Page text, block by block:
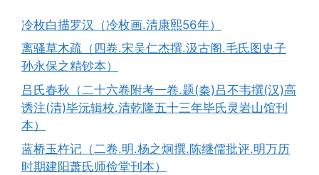
冷枚白描罗汉（冷枚画.清康熙56年）
离骚草木疏（四卷.宋吴仁杰撰.汲古阁.毛氏图史子
孙永保之精钞本）
吕氏春秋（二十六卷附考一卷.题(秦)吕不韦撰(汉)高
诱注(清)毕沅辑校.清乾隆五十三年毕氏灵岩山馆刊
本）
蓝桥玉杵记（二卷.明.杨之炯撰.陈继儒批评.明万历
时期建阳萧氏师俭堂刊本）